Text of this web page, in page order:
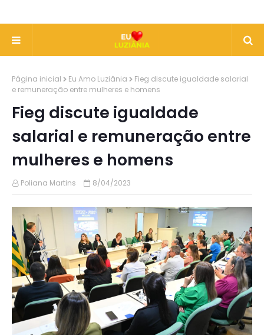
Página inicial Eu Amo Luziânia
Fieg discute igualdade salarial
e remuneração entre mulheres e homens
Fieg discute igualdade
salarial e remuneração entre
mulheres e homens
Poliana Martins 8/04/2023